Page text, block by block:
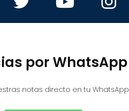
por WhatsApp
notas directo en tu WhatsApp